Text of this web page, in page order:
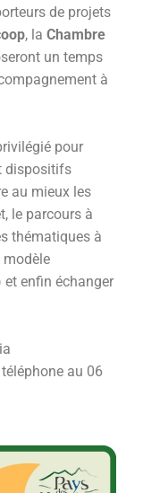
de projets
, la Chambre
un temps
à
pour
dispositifs
au mieux les
le parcours à
thématiques à
modèle
enfin échanger
au 06